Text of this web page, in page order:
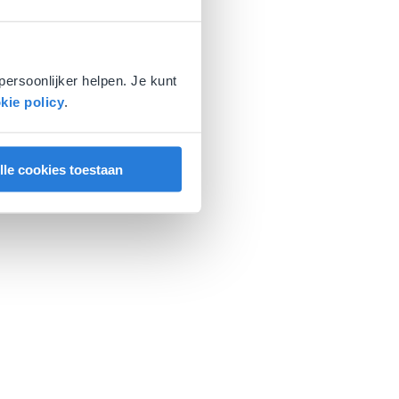
helpen. Je kunt
policy.
cookies toestaan